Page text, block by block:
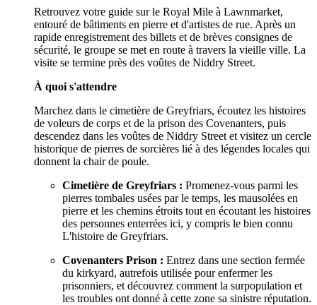
Retrouvez votre guide sur le Royal Mile à Lawnmarket,
entouré de bâtiments en pierre et d'artistes de rue. Après un
rapide enregistrement des billets et de brèves consignes de
sécurité, le groupe se met en route à travers la vieille ville. La
visite se termine près des voûtes de Niddry Street.
À quoi s'attendre
Marchez dans le cimetière de Greyfriars, écoutez les histoires
de voleurs de corps et de la prison des Covenanters, puis
descendez dans les voûtes de Niddry Street et visitez un cercle
historique de pierres de sorcières lié à des légendes locales qui
donnent la chair de poule.
Cimetière de Greyfriars : Promenez-vous parmi les
pierres tombales usées par le temps, les mausolées en
pierre et les chemins étroits tout en écoutant les histoires
des personnes enterrées ici, y compris le bien connu
L'histoire de Greyfriars.
Covenanters Prison : Entrez dans une section fermée
du kirkyard, autrefois utilisée pour enfermer les
prisonniers, et découvrez comment la surpopulation et
les troubles ont donné à cette zone sa sinistre réputation.